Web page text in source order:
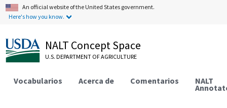
An official website of the United States government.
Here's how you know.
NALT Concept Space
U.S. DEPARTMENT OF AGRICULTURE
Vocabularios Acerca de Comentarios NALT